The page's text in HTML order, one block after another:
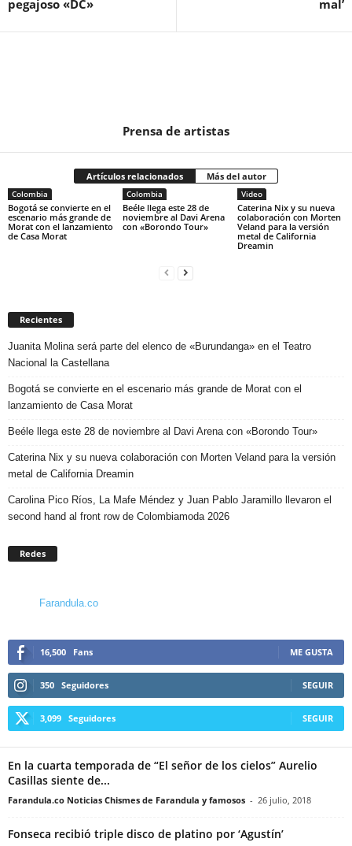
pegajoso «DC» mal’
Prensa de artistas
Artículos relacionados Más del autor
Colombia
Bogotá se convierte en el
escenario más grande de
Morat con el lanzamiento
de Casa Morat
Colombia
Beéle llega este 28 de
noviembre al Davi Arena
con «Borondo Tour»
Video
Caterina Nix y su nueva
colaboración con Morten
Veland para la versión
metal de California
Dreamin
Recientes
Juanita Molina será parte del elenco de «Burundanga» en el Teatro
Nacional la Castellana
Bogotá se convierte en el escenario más grande de Morat con el
lanzamiento de Casa Morat
Beéle llega este 28 de noviembre al Davi Arena con «Borondo Tour»
Caterina Nix y su nueva colaboración con Morten Veland para la versión
metal de California Dreamin
Carolina Pico Ríos, La Mafe Méndez y Juan Pablo Jaramillo llevaron el
second hand al front row de Colombiamoda 2026
Redes
Farandula.co
16,500 Fans ME GUSTA
350 Seguidores SEGUIR
3,099 Seguidores SEGUIR
En la cuarta temporada de “El señor de los cielos” Aurelio
Casillas siente de...
Farandula.co Noticias Chismes de Farandula y famosos - 26 julio, 2018
Fonseca recibió triple disco de platino por ‘Agustín’